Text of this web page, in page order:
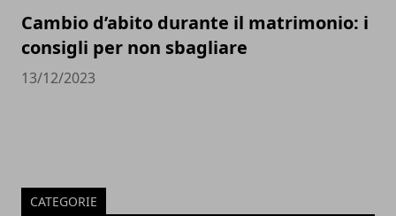
Cambio d’abito durante il matrimonio: i
consigli per non sbagliare
13/12/2023
CATEGORIE